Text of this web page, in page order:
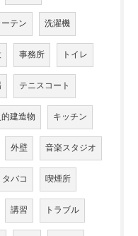
ーテン 洗濯機
事務所 トイレ
テニスコート
建造物 キッチン
外壁 音楽スタジオ
タバコ 喫煙所
講習 トラブル